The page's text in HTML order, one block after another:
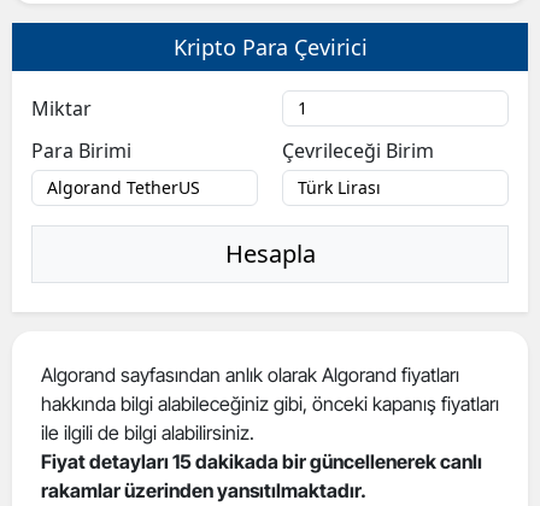
Kripto Para Çevirici
Miktar
Para Birimi
Çevrileceği Birim
Hesapla
Algorand sayfasından anlık olarak Algorand fiyatları
hakkında bilgi alabileceğiniz gibi, önceki kapanış fiyatları
ile ilgili de bilgi alabilirsiniz.
Fiyat detayları 15 dakikada bir güncellenerek canlı
rakamlar üzerinden yansıtılmaktadır.